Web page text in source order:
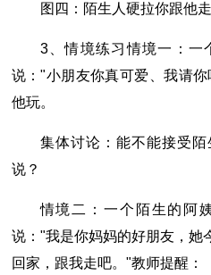
图四：陌生人硬拉你跟他
3、情境练习情境一：一
说："小朋友你真可爱、我请
他玩。
集体讨论：能不能接受
说？
情境二：一个陌生的阿
说："我是你妈妈的好朋友，她
回家，跟我走吧。"教师提醒：